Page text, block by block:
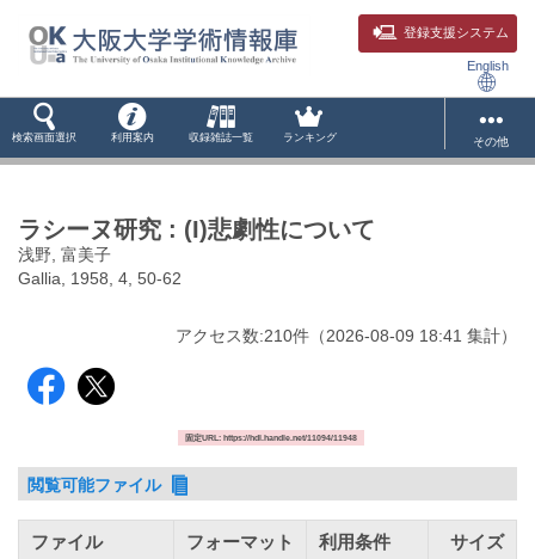
登録支援システム
English
検索画面選択 利用案内 収録雑誌一覧 ランキング その他
ラシーヌ研究 : (I)悲劇性について
浅野, 富美子
Gallia, 1958, 4, 50-62
アクセス数:210件 （2026-08-09 18:41 集計）
固定URL: https://hdl.handle.net/11094/11948
閲覧可能ファイル
ファイル フォーマット 利用条件 サイズ